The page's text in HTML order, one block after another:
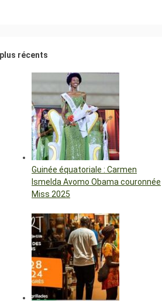
récents
Guinée équatoriale : Carmen
Ismelda Avomo Obama couronnée
Miss 2025